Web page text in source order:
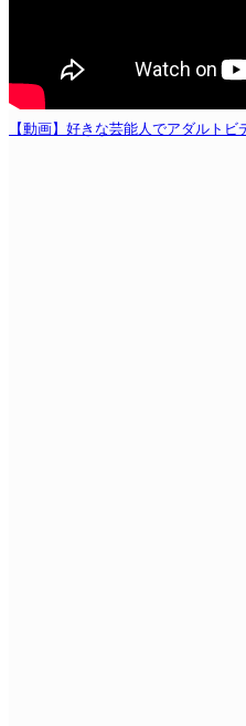
【動画】好きな芸能人でアダルトビ